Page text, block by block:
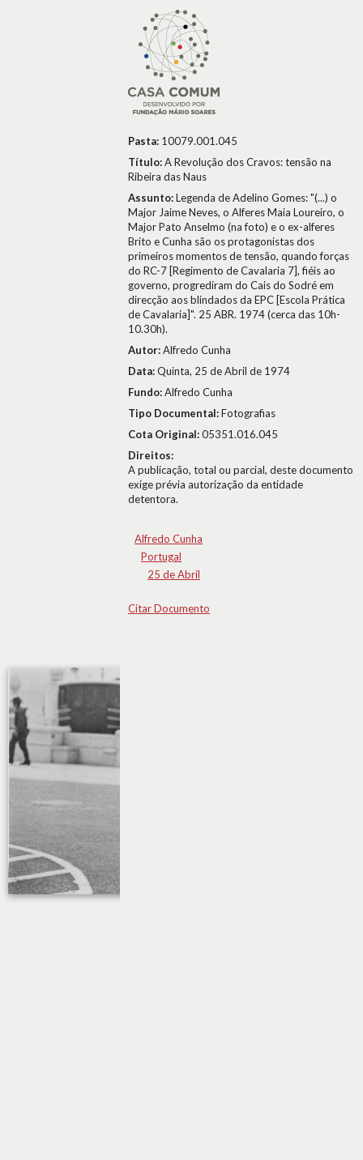
Pasta: 10079.001.045
Título:A Revolução dos Cravos: tensão na
Ribeira das Naus
Assunto:Legenda de Adelino Gomes: "(...) o
Major Jaime Neves, o Alferes Maia Loureiro, o
Major Pato Anselmo (na foto) e o ex-alferes
Brito e Cunha são os protagonistas dos
primeiros momentos de tensão, quando forças
do RC-7 [Regimento de Cavalaria 7], fiéis ao
governo, progrediram do Cais do Sodré em
direcção aos blindados da EPC [Escola Prática
de Cavalaria]". 25 ABR. 1974 (cerca das 10h-
10.30h).
Autor:Alfredo Cunha
Data:Quinta, 25 de Abril de 1974
Fundo:Alfredo Cunha
Tipo Documental:Fotografias
Cota Original:05351.016.045
Direitos:
A publicação, total ou parcial, deste documento
exige prévia autorização da entidade
detentora.
Alfredo Cunha
Portugal
25 de Abril
Citar Documento